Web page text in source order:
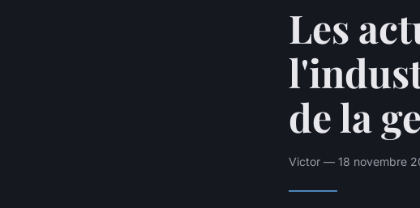
Les
de la
Victor — 18 novembre